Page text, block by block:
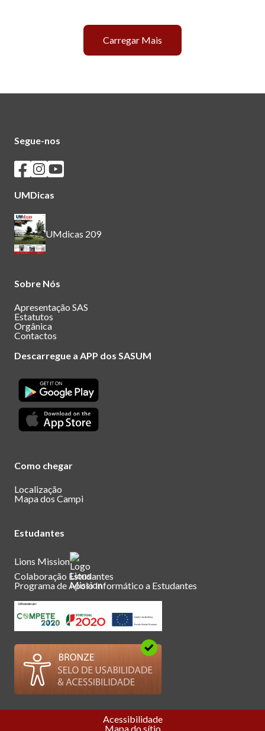
Carregar Mais
Segue-nos
Seguir os SASUM no Facebook
Seguir os SASUM no Instagram
Seguir os SASUM no Youtube
UMDicas
UMdicas 209
Sobre Nós
Apresentação SAS
Estatutos
Orgânica
Contactos
Descarregue a APP dos SASUM
Como chegar
Localização
Mapa dos Campi
Estudantes
Lions Mission
Colaboração Estudantes
Programa de Apoio Informático a Estudantes
Acessibilidade
Mapa do sítio